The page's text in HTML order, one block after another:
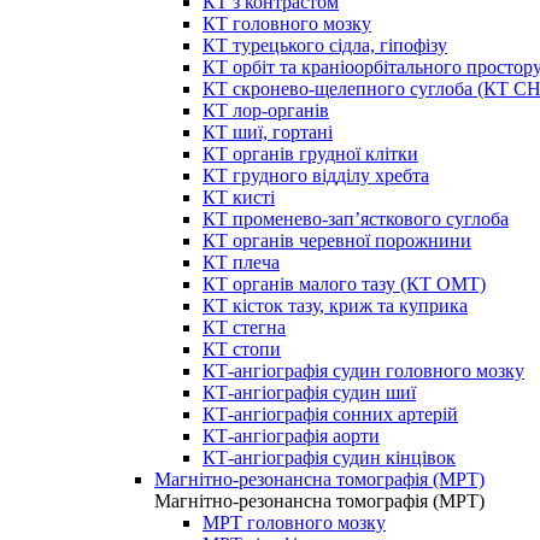
КТ головного мозку
КТ турецького сідла, гіпофізу
КТ орбіт та краніоорбітального
КТ скронево-щелепного суглоба (КТ
КТ лор-органів
КТ шиї, гортані
КТ органів грудної клітки
КТ грудного відділу хребта
КТ кисті
КТ променево-зап’ясткового суглоба
КТ органів черевної порожнини
КТ плеча
КТ органів малого тазу (КТ ОМТ)
КТ кісток тазу, криж та куприка
КТ стегна
КТ стопи
КТ-ангіографія судин головного мозку
КТ-ангіографія судин шиї
КТ-ангіографія сонних артерій
КТ-ангіографія аорти
КТ-ангіографія судин кінцівок
Магнітно-резонансна томографія (МРТ)
Магнітно-резонансна томографія (МРТ)
МРТ головного мозку